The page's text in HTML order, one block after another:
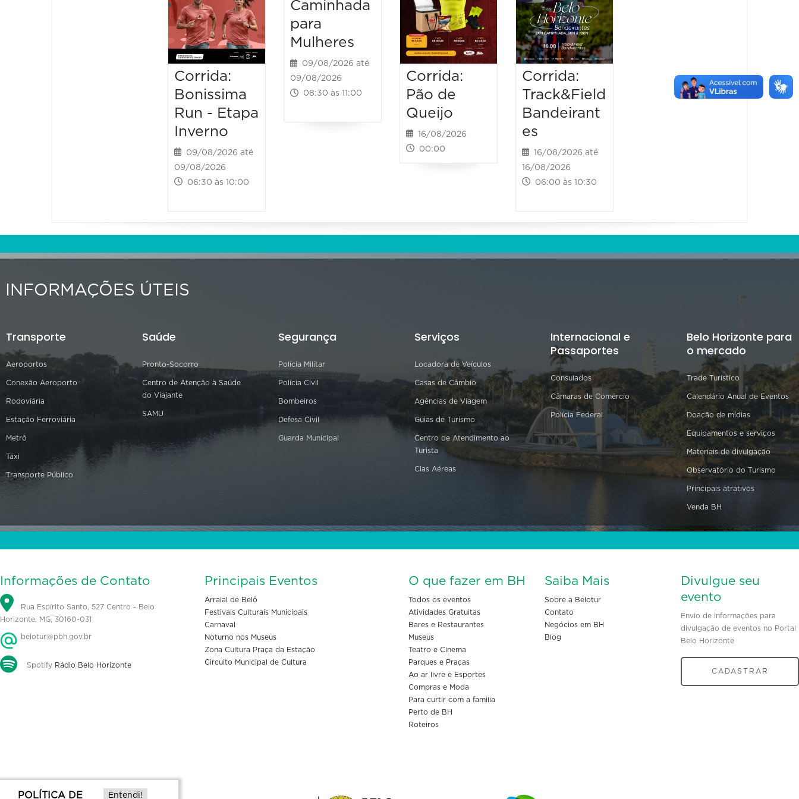
Corrida:
Bonissima
Run - Etapa
Inverno
09/08/2026 até
09/08/2026
06:30 às 10:00
Caminhada
para
Mulheres
09/08/2026 até
09/08/2026
08:30 às 11:00
Corrida:
Pão de
Queijo
16/08/2026
00:00
Corrida:
Track&Field
Bandeirant
es
16/08/2026 até
16/08/2026
06:00 às 10:30
INFORMAÇÕES ÚTEIS
Transporte
Aeroportos
Conexão Aeroporto
Rodoviária
Estação Ferroviária
Metrô
Táxi
Transporte Público
Saúde
Pronto-Socorro
Centro de Atenção à Saúde
do Viajante
SAMU
Segurança
Polícia Militar
Polícia Civil
Bombeiros
Defesa Civil
Guarda Municipal
Serviços
Locadora de Veículos
Casas de Câmbio
Agências de Viagem
Guias de Turismo
Centro de Atendimento ao
Turista
Cias Aéreas
Internacional e
Passaportes
Consulados
Câmaras de Comércio
Polícia Federal
Belo Horizonte para
o mercado
Trade Turístico
Calendário Anual de Eventos
Doação de mídias
Equipamentos e serviços
Materiais de divulgação
Observatório do Turismo
Principais atrativos
Venda BH
Informações de Contato
Rua Espírito Santo, 527 Centro - Belo
Horizonte, MG, 30160-031
belotur@pbh.gov.br
Spotify Rádio Belo Horizonte
Principais Eventos
Arraial de Belô
Festivais Culturais Municipais
Carnaval
Noturno nos Museus
Zona Cultura Praça da Estação
Circuito Municipal de Cultura
O que fazer em BH
Todos os eventos
Atividades Gratuitas
Bares e Restaurantes
Museus
Teatro e Cinema
Parques e Praças
Ao ar livre e Esportes
Compras e Moda
Para curtir com a familia
Perto de BH
Roteiros
Saiba Mais
Sobre a Belotur
Contato
Negócios em BH
Blog
Divulgue seu
evento
Envio de informações para
divulgação de eventos no Portal
Belo Horizonte
CADASTRAR
POLÍTICA DE Entendi!